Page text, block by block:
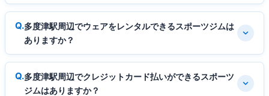
多度津駅周辺でウェアをレンタルできるスポーツジムは
ありますか？
多度津駅周辺でクレジットカード払いができるスポーツ
ジムはありますか？